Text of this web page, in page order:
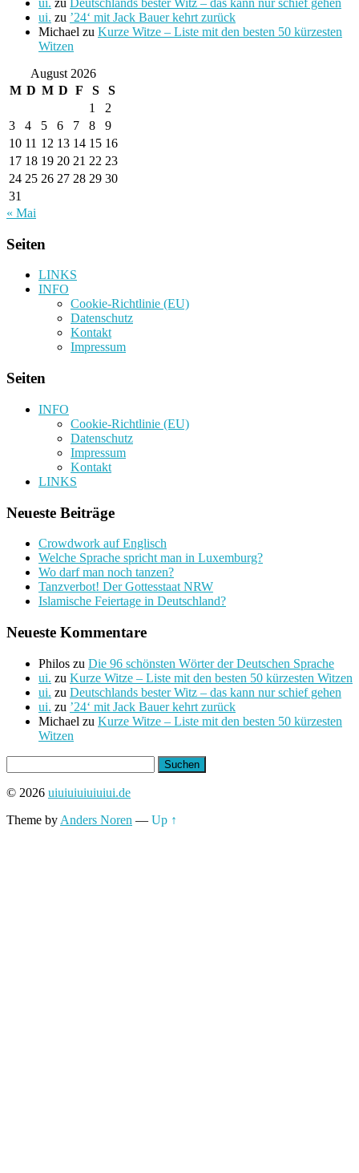
ui. zu Deutschlands bester Witz – das kann nur schief gehen
ui. zu ’24‘ mit Jack Bauer kehrt zurück
Michael zu Kurze Witze – Liste mit den besten 50 kürzesten
Witzen
August 2026
M D M D F S
S
1
2
3
4 5 6 7 8
9
10 11 12 13 14 15 16
17 18 19 20 21 22 23
24 25 26 27 28 29 30
31
« Mai
Seiten
LINKS
INFO
Cookie-Richtlinie (EU)
Datenschutz
Kontakt
Impressum
Seiten
INFO
Cookie-Richtlinie (EU)
Datenschutz
Impressum
Kontakt
LINKS
Neueste Beiträge
Crowdwork auf Englisch
Welche Sprache spricht man in Luxemburg?
Wo darf man noch tanzen?
Tanzverbot! Der Gottesstaat NRW
Islamische Feiertage in Deutschland?
Neueste Kommentare
Philos zu Die 96 schönsten Wörter der Deutschen Sprache
ui. zu Kurze Witze – Liste mit den besten 50 kürzesten Witzen
ui. zu Deutschlands bester Witz – das kann nur schief gehen
ui. zu ’24‘ mit Jack Bauer kehrt zurück
Michael zu Kurze Witze – Liste mit den besten 50 kürzesten
Witzen
nach:
© 2026 uiuiuiuiuiuiui.de
Theme by Anders Noren — Up ↑